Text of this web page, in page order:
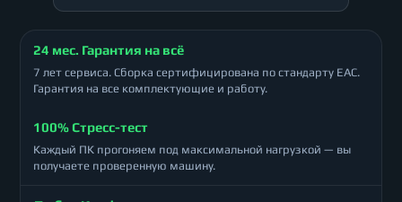
24 мес. Гарантия на всё
7 лет сервиса. Сборка сертифицирована по стандарту ЕАС.
Гарантия на все комплектующие и работу.
100% Стресс-тест
Каждый ПК прогоняем под максимальной нагрузкой — вы
получаете проверенную машину.